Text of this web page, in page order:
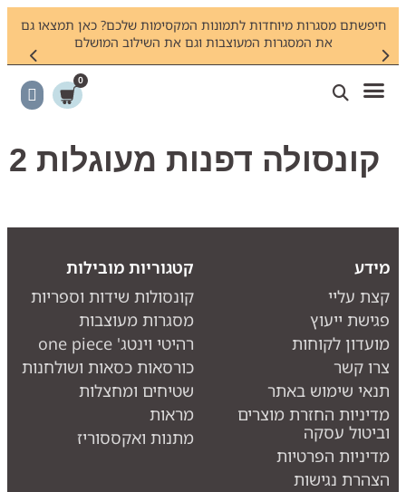
חיפשתם מסגרות מיוחדות לתמונות המקסימות שלכם? כאן תמצאו גם
את המסגרות המעוצבות וגם את השילוב המושלם
קונסולה דפנות מעוגלות 2
עליי
ייעוץ
לקוחות
קשר
שימוש באתר
החזרת מוצרים
עסקה
הפרטיות
נגישות
קטגוריות מובילות
קונסולות שידות וספריות
מסגרות מעוצבות
רהיטי וינטג' one piece
כורסאות כסאות ושולחנות
שטיחים ומחצלות
מראות
מתנות ואקססוריז